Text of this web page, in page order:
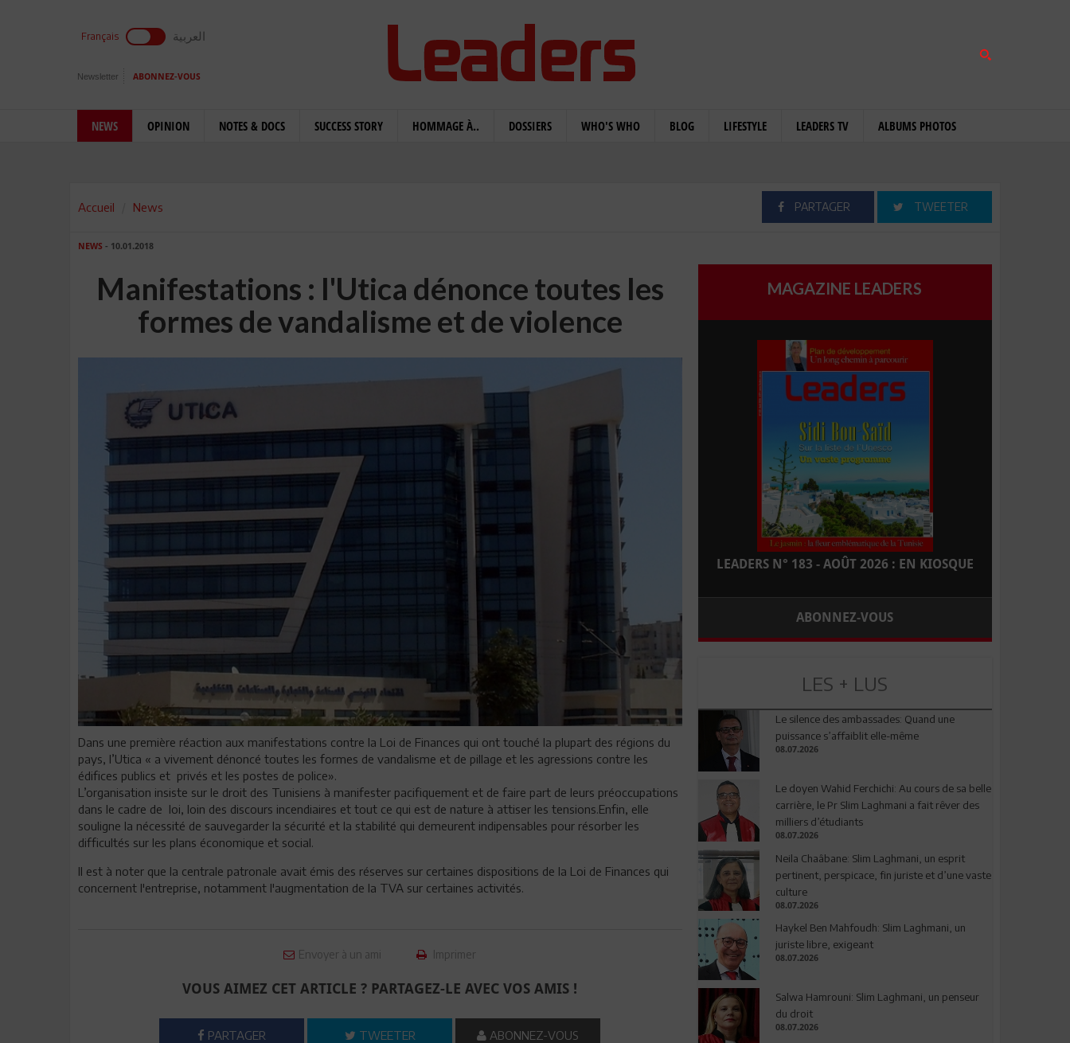
Français العربية
Newsletter ABONNEZ-VOUS
NEWS OPINION NOTES & DOCS SUCCESS STORY HOMMAGE À.. DOSSIERS WHO'S WHO BLOG LIFESTYLE LEADERS TV ALBUMS PHOTOS
Accueil News PARTAGER TWEETER
NEWS - 10.01.2018
Manifestations : l'Utica dénonce toutes les
formes de vandalisme et de violence
Dans une première réaction aux manifestations contre la Loi de Finances qui ont touché la plupart des régions du
pays, l’Utica « a vivement dénoncé toutes les formes de vandalisme et de pillage et les agressions contre les
édifices publics et privés et les postes de police».
L’organisation insiste sur le droit des Tunisiens à manifester pacifiquement et de faire part de leurs préoccupations
dans le cadre de loi, loin des discours incendiaires et tout ce qui est de nature à attiser les tensions.Enfin, elle
souligne la nécessité de sauvegarder la sécurité et la stabilité qui demeurent indipensables pour résorber les
difficultés sur les plans économique et social.
Il est à noter que la centrale patronale avait émis des réserves sur certaines dispositions de la Loi de Finances qui
concernent l'entreprise, notamment l'augmentation de la TVA sur certaines activités.
Envoyer à un ami Imprimer
VOUS AIMEZ CET ARTICLE ? PARTAGEZ-LE AVEC VOS AMIS !
PARTAGER TWEETER ABONNEZ-VOUS
MAGAZINE LEADERS
LEADERS N° 183 - AOÛT 2026 : EN KIOSQUE
ABONNEZ-VOUS
LES + LUS
Le silence des ambassades: Quand une
puissance s’affaiblit elle-même
08.07.2026
Le doyen Wahid Ferchichi: Au cours de sa belle
carrière, le Pr Slim Laghmani a fait rêver des
milliers d’étudiants
08.07.2026
Neila Chaâbane: Slim Laghmani, un esprit
pertinent, perspicace, fin juriste et d’une vaste
culture
08.07.2026
Haykel Ben Mahfoudh: Slim Laghmani, un
juriste libre, exigeant
08.07.2026
Salwa Hamrouni: Slim Laghmani, un penseur
du droit
08.07.2026